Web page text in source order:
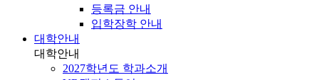
등록금 안내
입학장학 안내
대학안내
대학안내
2027학년도 학과소개